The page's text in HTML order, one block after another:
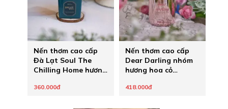
Nến thơm cao cấp
Đà Lạt Soul The
Chilling Home hương
360.000đ
Nến thơm cao cấp
Dear Darling nhóm
hương hoa cỏ
Chilling Home
418.000đ